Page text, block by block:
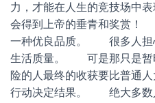
力，才能在人生的竞技场
会得到上帝的垂青和奖赏
一种优良品质。 很多人担
生活质量。 可是那只是暂
险的人最终的收获要比普通
行动决定结果。 绝大多数